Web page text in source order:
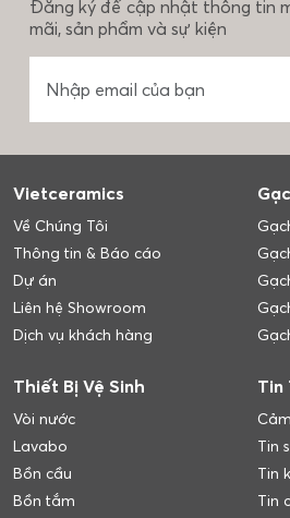
Đăng ký để cập nhật thông tin
mãi, sản phẩm và sự kiện
Vietceramics
Về Chúng Tôi
Thông tin & Báo cáo
Dự án
Liên hệ Showroom
Dịch vụ khách hàng
Thiết Bị Vệ Sinh
Vòi nước
Lavabo
Bồn cầu
Bồn tắm
Tin
Tin
Tin
Tin